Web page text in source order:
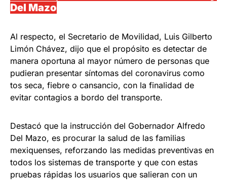
Del Mazo
Al respecto, el Secretario de Movilidad, Luis Gilberto
Limón Chávez, dijo que el propósito es detectar de
manera oportuna al mayor número de personas que
pudieran presentar síntomas del coronavirus como
tos seca, fiebre o cansancio, con la finalidad de
evitar contagios a bordo del transporte.
Destacó que la instrucción del Gobernador Alfredo
Del Mazo, es procurar la salud de las familias
mexiquenses, reforzando las medidas preventivas en
todos los sistemas de transporte y que con estas
pruebas rápidas los usuarios que salieran con un